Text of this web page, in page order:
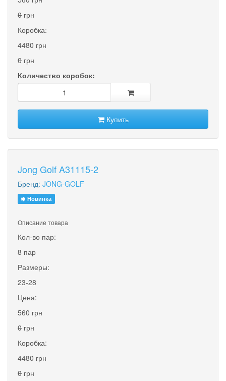
0 грн
Коробка:
4480 грн
0 грн
Количество коробок:
Купить
Jong Golf A31115-2
Бренд: JONG-GOLF
Новинка
Описание товара
Кол-во пар:
8 пар
Размеры:
23-28
Цена:
560 грн
0 грн
Коробка:
4480 грн
0 грн